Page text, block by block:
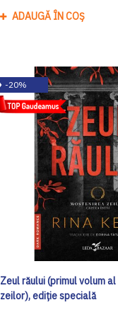
ADAUGĂ ÎN COȘ
-20%
Zeul răului (primul volum
zeilor), ediţie specială